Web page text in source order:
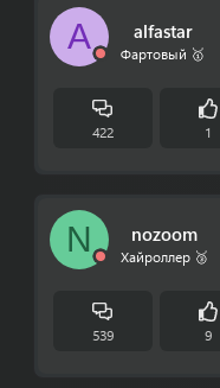
A alfastar
Фартовый 🥇
422 1
N nozoom
Хайроллер 🥉
539 9